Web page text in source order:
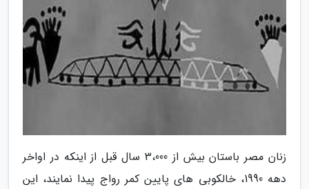
زنان مصر باستان بیش از 3،000 سال قبل از اینکه در اواخر
دهه 1990، خالکوبی های پایین کمر رواج پیدا نمایند، این